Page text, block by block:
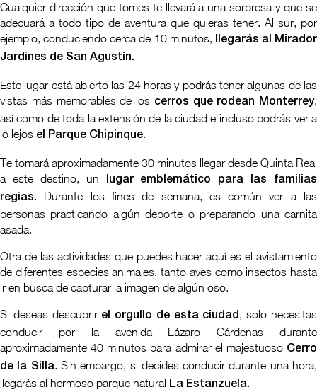
Cualquier dirección que tomes te llevará a una sorpresa y que se
adecuará a todo tipo de aventura que quieras tener. Al sur, por
ejemplo, conduciendo cerca de 10 minutos, llegarás al Mirador
Jardines de San Agustín.
Este lugar está abierto las 24 horas y podrás tener algunas de las
vistas más memorables de los cerros que rodean Monterrey,
así como de toda la extensión de la ciudad e incluso podrás ver a
lo lejos el Parque Chipinque.
Te tomará aproximadamente 30 minutos llegar desde Quinta Real
a este destino, un
lugar emblemático para las familias
regias. Durante los fines de semana, es común ver a las
personas practicando algún deporte o preparando una carnita
asada.
Otra de las actividades que puedes hacer aquí es el avistamiento
de diferentes especies animales, tanto aves como insectos hasta
ir en busca de capturar la imagen de algún oso.
Si deseas descubrir el orgullo de esta ciudad, solo necesitas
conducir por la avenida Lázaro Cárdenas durante
aproximadamente 40 minutos para admirar el majestuoso Cerro
de la Silla. Sin embargo, si decides conducir durante una hora,
llegarás al hermoso parque natural La Estanzuela.